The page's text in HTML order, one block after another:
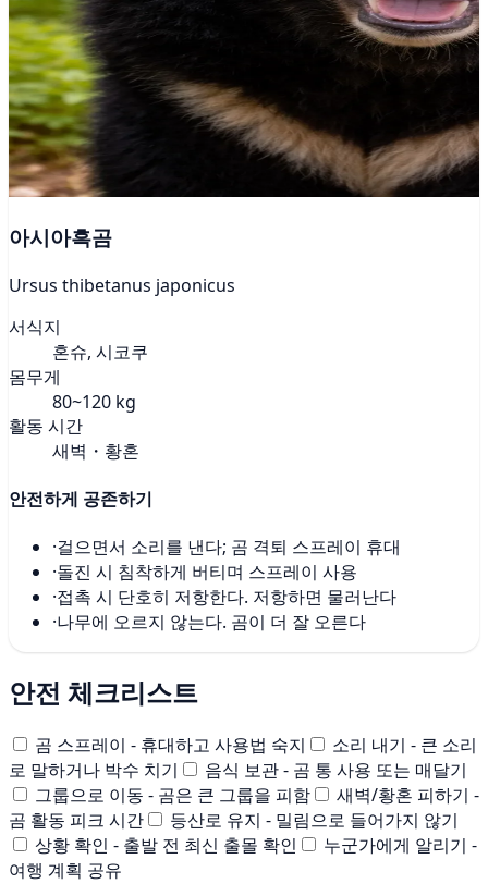
아시아흑곰
Ursus thibetanus japonicus
서식지
혼슈, 시코쿠
몸무게
80~120 kg
활동 시간
새벽・황혼
안전하게 공존하기
·걸으면서 소리를 낸다; 곰 격퇴 스프레이 휴대
·돌진 시 침착하게 버티며 스프레이 사용
·접촉 시 단호히 저항한다. 저항하면 물러난다
·나무에 오르지 않는다. 곰이 더 잘 오른다
안전 체크리스트
곰 스프레이 - 휴대하고 사용법 숙지
소리 내기 - 큰 소리
로 말하거나 박수 치기
음식 보관 - 곰 통 사용 또는 매달기
그룹으로 이동 - 곰은 큰 그룹을 피함
새벽/황혼 피하기 -
곰 활동 피크 시간
등산로 유지 - 밀림으로 들어가지 않기
상황 확인 - 출발 전 최신 출몰 확인
누군가에게 알리기 -
여행 계획 공유